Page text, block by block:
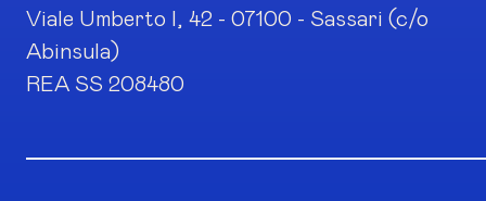
Viale Umberto I, 42 - 07100 - Sassari (c/o
Abinsula)
REA SS 208480